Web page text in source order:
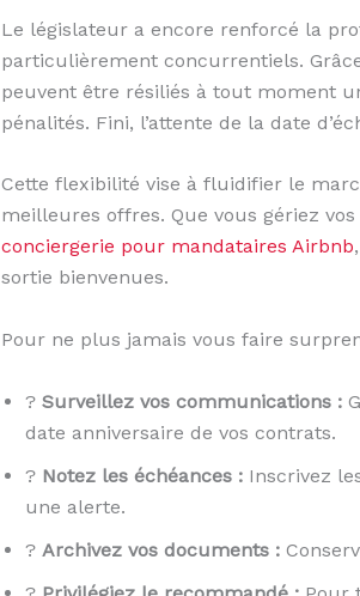
Le législateur a encore renforcé la
particulièrement concurrentiels.
peuvent être résiliés à tout moment
pénalités. Fini, l’attente de la date
Cette flexibilité vise à fluidifier le
meilleures offres. Que vous gériez
conciergerie pour mandataires Airbnb
sortie bienvenues.
Pour ne plus jamais vous faire
? Surveillez vos communications :
date anniversaire de vos contrats.
?️ Notez les échéances :Inscrivez
une alerte.
? Archivez vos documents :